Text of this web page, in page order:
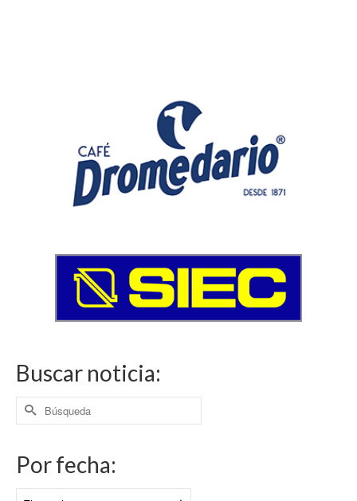
Buscar noticia:
Buscar
por:
Por fecha: